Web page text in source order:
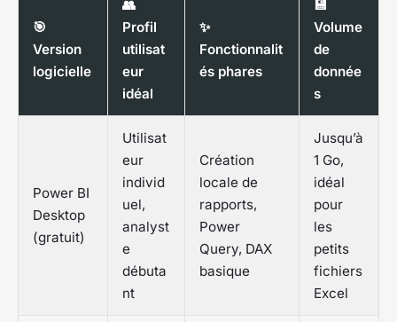
🎯
Version
logicielle
👥
Profil
utilisat
eur
idéal
✨
Fonctionnalit
és phares
💾
Volume
de
donnée
s
Power BI
Desktop
(gratuit)
Utilisat
eur
individ
uel,
analyst
e
débuta
nt
Création
locale de
rapports,
Power
Query, DAX
basique
Jusqu’à
1 Go,
idéal
pour
les
petits
fichiers
Excel